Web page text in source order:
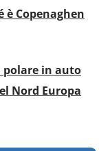
è Copenaghen
polare in auto
Nord Europa